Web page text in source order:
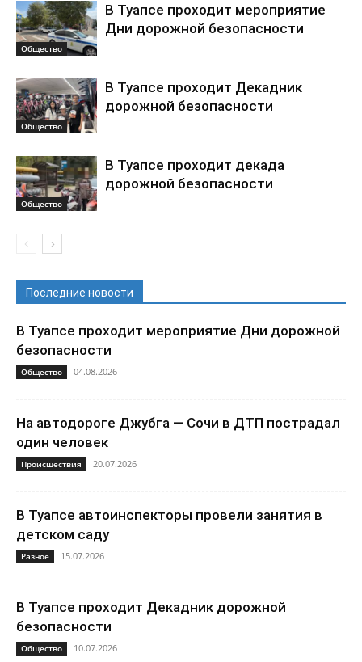
Общество
В Туапсе проходит мероприятие
Дни дорожной безопасности
Общество
В Туапсе проходит Декадник
дорожной безопасности
Общество
В Туапсе проходит декада
дорожной безопасности
Последние новости
В Туапсе проходит мероприятие Дни дорожной
безопасности
Общество 04.08.2026
На автодороге Джубга — Сочи в ДТП пострадал
один человек
Происшествия 20.07.2026
В Туапсе автоинспекторы провели занятия в
детском саду
Разное 15.07.2026
В Туапсе проходит Декадник дорожной
безопасности
Общество 10.07.2026